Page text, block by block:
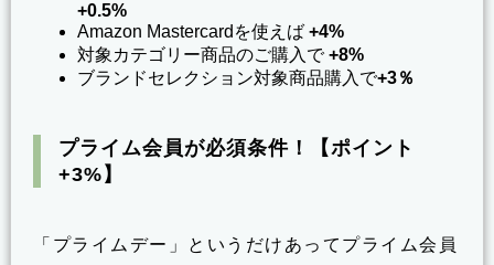
+0.5%
Amazon Mastercardを使えば +4%
対象カテゴリー商品のご購入で+8%
ブランドセレクション対象商品購入で+3％
プライム会員が必須条件！【ポイント
+3%】
「プライムデー」というだけあってプライム会員